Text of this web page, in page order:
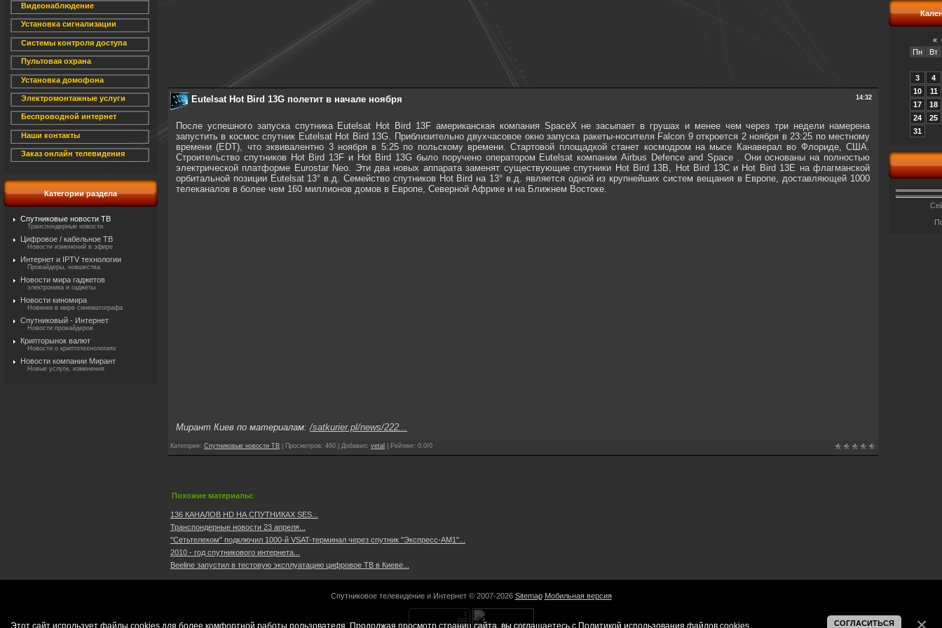
Видеонаблюдение
Установка сигнализации
Системы контроля доступа
Пультовая охрана
Установка домофона
Электромонтажные услуги
Беспроводной интернет
Наши контакты
Заказ онлайн телевидения
Категории раздела
Спутниковые новости ТВ
Транспондерные новости.
Цифровое / кабельное ТВ
Новости изменений в эфире
Интернет и IPTV технологии
Провайдеры, новшества
Новости мира гаджетов
электроника и гаджеты
Новости киномира
Новинки в мире синематографа
Спутниковый - Интернет
Новости провайдеров
Крипторынок валют
Новости о криптотехнологиях
Новости компании Мирант
Новые услуги, изменения
14:32
Eutelsat Hot Bird 13G полетит в начале ноября
После успешного запуска спутника Eutelsat Hot Bird 13F американская компания SpaceX не засыпает в грушах и менее чем через три недели намерена
запустить в космос спутник Eutelsat Hot Bird 13G. Приблизительно двухчасовое окно запуска ракеты-носителя Falcon 9 откроется 2 ноября в 23:25 по местному
времени (EDT), что эквивалентно 3 ноября в 5:25 по польскому времени. Стартовой площадкой станет космодром на мысе Канаверал во Флориде, США.
Строительство спутников Hot Bird 13F и Hot Bird 13G было поручено оператором Eutelsat компании Airbus Defence and Space . Они основаны на полностью
электрической платформе Eurostar Neo. Эти два новых аппарата заменят существующие спутники Hot Bird 13B, Hot Bird 13C и Hot Bird 13E на флагманской
орбитальной позиции Eutelsat 13° в.д. Семейство спутников Hot Bird на 13° в.д. является одной из крупнейших систем вещания в Европе, доставляющей 1000
телеканалов в более чем 160 миллионов домов в Европе, Северной Африке и на Ближнем Востоке.
Мирант Киев по материалам: /satkurier.pl/news/222...
Категория: Спутниковые новости ТВ Просмотров: 460 Добавил: vetal Рейтинг: 0.0/0
Похожие материалы:
136 КАНАЛОВ HD НА СПУТНИКАХ SES...
Транспондерные новости 23 апреля...
"Сетьтелеком" подключил 1000-й VSAT-терминал через спутник "Экспресс-АМ1"...
2010 - год спутникового интернета...
Beeline запустил в тестовую эксплуатацию цифровое ТВ в Киеве...
«
Пн
Вт
3
4
10
11
17
18
24
25
31
Спутниковое телевидение и Интернет © 2007-2026 Sitemap Мобильная версия
Этот сайт использует файлы cookies для более комфортной работы пользователя. Продолжая просмотр страниц сайта, вы соглашаетесь с Политикой использования файлов cookies СОГЛАСИТЬСЯ